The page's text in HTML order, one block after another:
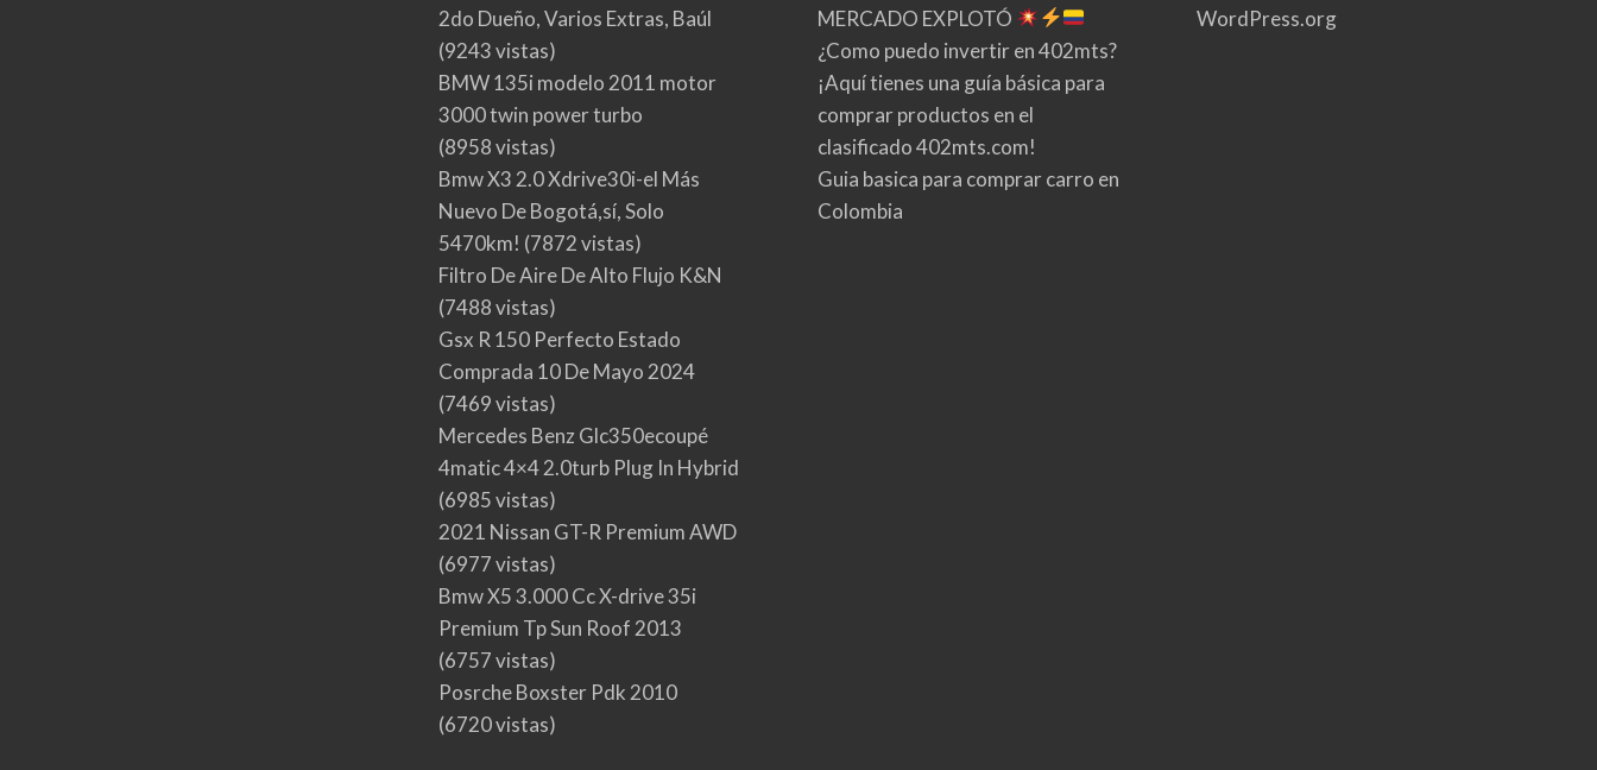
2do Dueño, Varios Extras, Baúl
(9243 vistas)
BMW 135i modelo 2011 motor
3000 twin power turbo
(8958 vistas)
Bmw X3 2.0 Xdrive30i-el Más
Nuevo De Bogotá,sí, Solo
5470km! (7872 vistas)
Filtro De Aire De Alto Flujo K&N
(7488 vistas)
Gsx R 150 Perfecto Estado
Comprada 10 De Mayo 2024
(7469 vistas)
Mercedes Benz Glc350ecoupé
4matic 4×4 2.0turb Plug In Hybrid
(6985 vistas)
2021 Nissan GT-R Premium AWD
(6977 vistas)
Bmw X5 3.000 Cc X-drive 35i
Premium Tp Sun Roof 2013
(6757 vistas)
Posrche Boxster Pdk 2010
(6720 vistas)
MERCADO EXPLOTÓ
¿Como puedo invertir en 402mts?
¡Aquí tienes una guía básica para
comprar productos en el
clasificado 402mts.com!
Guia basica para comprar carro en
Colombia
WordPress.org